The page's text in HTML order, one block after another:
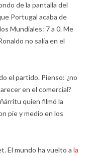
de la pantalla del
Portugal acaba de
Mundiales: 7 a 0. Me
no salía en el
el partido. Pienso: ¿no
en el comercial?
quien filmó la
pie y medio en los
El mundo ha vuelto a la